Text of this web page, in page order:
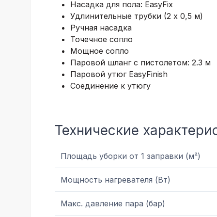
Насадка для пола: EasyFix
Удлинительные трубки (2 х 0,5 м)
Ручная насадка
Точечное сопло
Мощное сопло
Паровой шланг с пистолетом: 2.3 м
Паровой утюг EasyFinish
Соединение к утюгу
Технические
Площадь уборки от 1 заправки (м²)
Мощность нагревателя (Вт)
Макс. давление пара (бар)